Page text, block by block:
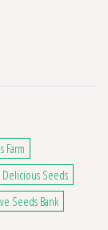
Farm
Delicious Seeds
Seeds Bank